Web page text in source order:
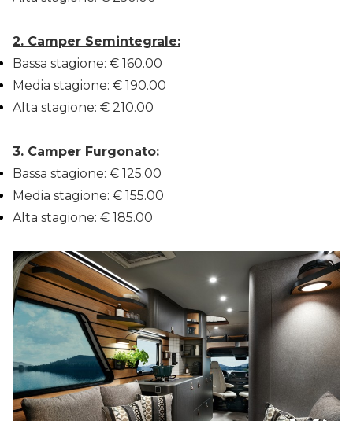
2. Camper Semintegrale:
Bassa stagione: € 160.00
Media stagione: € 190.00
Alta stagione: € 210.00
3. Camper Furgonato:
Bassa stagione: € 125.00
Media stagione: € 155.00
Alta stagione: € 185.00